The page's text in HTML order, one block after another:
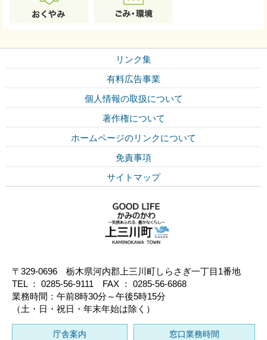
リンク集
有料広告事業
個人情報の取扱について
著作権について
ホームページのリンクについて
免責事項
サイトマップ
〒329-0696 栃木県河内郡上三川町しらさぎ一丁目1番地
TEL ： 0285-56-9111 FAX ： 0285-56-6868
業務時間：午前8時30分～午後5時15分
（土・日・祝日・年末年始は除く）
庁舎案内 窓口業務時間